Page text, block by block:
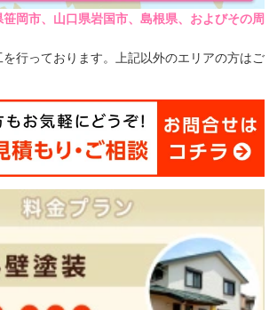
岡市、山口県岩国市、島根県、およびその周
行っております。上記以外のエリアの方はご